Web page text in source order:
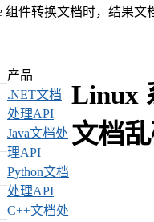
组件转换文档时，结果
Linux
文档
产品
.NET文档
处理API
Java文档处
理API
Python文档
处理API
C++文档处